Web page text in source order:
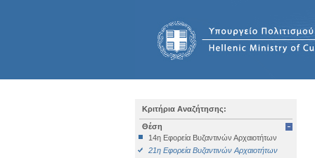
Κριτήρια Αναζήτησης:
Θέση
14η Εφορεία Βυζαντινών Αρχαιοτήτων
21η Εφορεία Βυζαντινών Αρχαιοτήτων